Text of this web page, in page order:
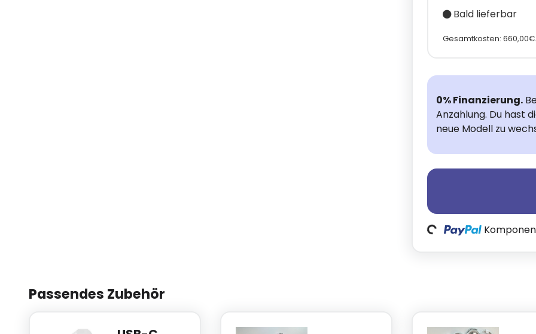
Bald lieferbar
Gesamtkosten: 660,00€.
0% Finanzierung.
Anzahlung. Du hast
neue Modell zu
Loading...
Passendes Zubehör